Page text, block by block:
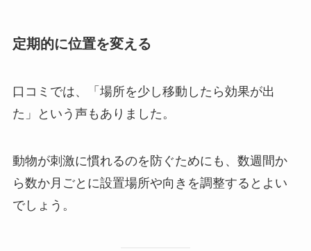
定期的に位置を変える
口コミでは、「場所を少し移動したら効果が出
た」という声もありました。
動物が刺激に慣れるのを防ぐためにも、数週間か
ら数か月ごとに設置場所や向きを調整するとよい
でしょう。